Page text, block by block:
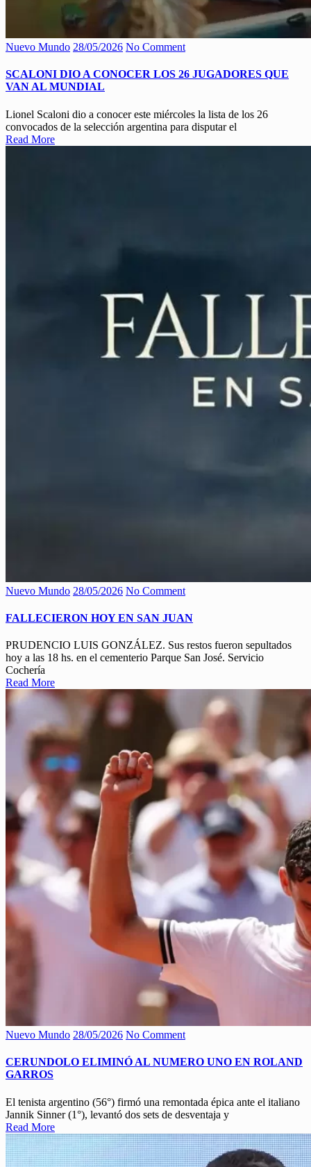
Nuevo Mundo 28/05/2026 No Comment
SCALONI DIO A CONOCER LOS 26 JUGADORES QUE
VAN AL MUNDIAL
Lionel Scaloni dio a conocer este miércoles la lista de los 26
convocados de la selección argentina para disputar el
Read More
Nuevo Mundo 28/05/2026 No Comment
FALLECIERON HOY EN SAN JUAN
PRUDENCIO LUIS GONZÁLEZ. Sus restos fueron sepultados
hoy a las 18 hs. en el cementerio Parque San José. Servicio
Cochería
Read More
Nuevo Mundo 28/05/2026 No Comment
CERUNDOLO ELIMINÓ AL NUMERO UNO EN ROLAND
GARROS
El tenista argentino (56°) firmó una remontada épica ante el italiano
Jannik Sinner (1°), levantó dos sets de desventaja y
Read More